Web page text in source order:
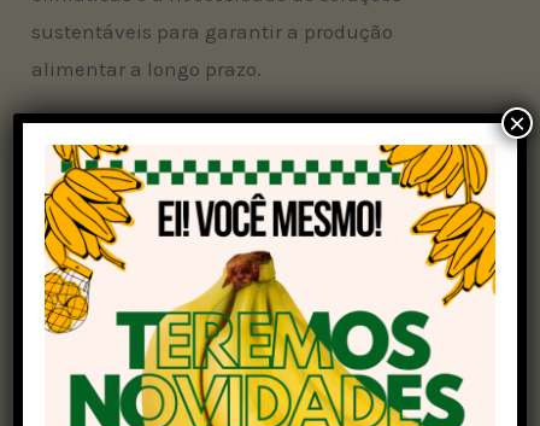
sustentáveis para garantir a produção
alimentar a longo prazo.
A ministra da Ciência, Tecnologia e Inovação,
Luciana Santos, destacou a importância da
cooperação entre os países do BRICS, afirmando
que a ciência e a inovação tecnológica são
ferramentas essenciais para o desenvolvimento
sustentável, incluindo a agricultura inteligente.
“A cooperação no âmbito do BRICS é crucial para
enfrentarmos desafios globais como a
×